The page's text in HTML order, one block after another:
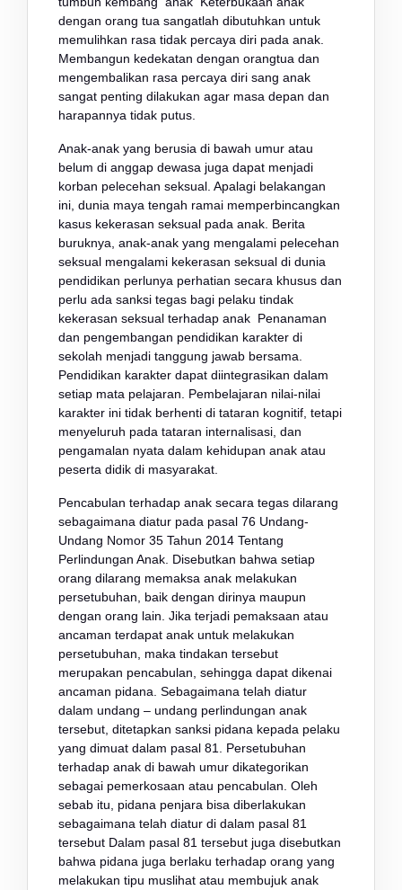
dengan orang tua sangatlah dibutuhkan untuk
memulihkan rasa tidak percaya diri pada anak.
Membangun kedekatan dengan orangtua dan
mengembalikan rasa percaya diri sang anak
sangat penting dilakukan agar masa depan dan
harapannya tidak putus.
Anak-anak yang berusia di bawah umur atau
belum di anggap dewasa juga dapat menjadi
korban pelecehan seksual. Apalagi belakangan
ini, dunia maya tengah ramai memperbincangkan
kasus kekerasan seksual pada anak. Berita
buruknya, anak-anak yang mengalami pelecehan
seksual mengalami kekerasan seksual di dunia
pendidikan perlunya perhatian secara khusus dan
perlu ada sanksi tegas bagi pelaku tindak
kekerasan seksual terhadap anak Penanaman
dan pengembangan pendidikan karakter di
sekolah menjadi tanggung jawab bersama.
Pendidikan karakter dapat diintegrasikan dalam
setiap mata pelajaran. Pembelajaran nilai-nilai
karakter ini tidak berhenti di tataran kognitif, tetapi
menyeluruh pada tataran internalisasi, dan
pengamalan nyata dalam kehidupan anak atau
peserta didik di masyarakat.
Pencabulan terhadap anak secara tegas dilarang
sebagaimana diatur pada pasal 76 Undang-
Undang Nomor 35 Tahun 2014 Tentang
Perlindungan Anak. Disebutkan bahwa setiap
orang dilarang memaksa anak melakukan
persetubuhan, baik dengan dirinya maupun
dengan orang lain. Jika terjadi pemaksaan atau
ancaman terdapat anak untuk melakukan
persetubuhan, maka tindakan tersebut
merupakan pencabulan, sehingga dapat dikenai
ancaman pidana. Sebagaimana telah diatur
dalam undang – undang perlindungan anak
tersebut, ditetapkan sanksi pidana kepada pelaku
yang dimuat dalam pasal 81. Persetubuhan
terhadap anak di bawah umur dikategorikan
sebagai pemerkosaan atau pencabulan. Oleh
sebab itu, pidana penjara bisa diberlakukan
sebagaimana telah diatur di dalam pasal 81
tersebut Dalam pasal 81 tersebut juga disebutkan
bahwa pidana juga berlaku terhadap orang yang
melakukan tipu muslihat atau membujuk anak